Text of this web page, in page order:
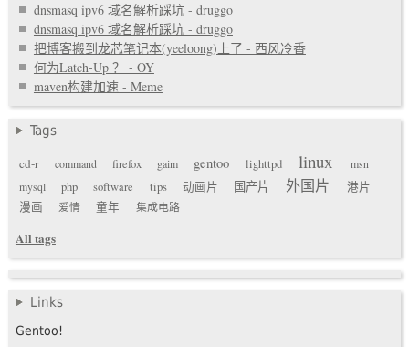
dnsmasq ipv6 域名解析踩坑 - druggo
dnsmasq ipv6 域名解析踩坑 - druggo
把博客搬到龙芯笔记本(yeeloong)上了 - 西风冷香
何为Latch-Up ？ - OY
maven构建加速 - Meme
Tags
cd-r
command firefox gaim gentoo lighttpd linux
msn
mysql
php software tips 动画片 国产片 外国片
港片
漫画
爱情 童年 集成电路
All tags
Links
Gentoo!